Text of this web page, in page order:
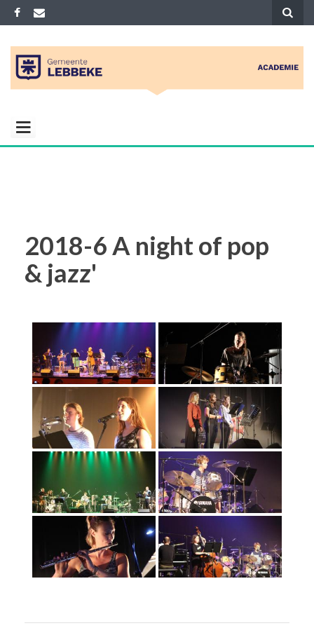
Skip
to
content
ACADEMIE
LEBBEKE
Woord Dans en Beeld
2018-6 A night of pop
& jazz'